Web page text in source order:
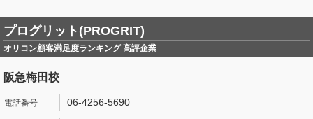
プログリット(PROGRIT)
オリコン顧客満足度ランキング 高評企業
阪急梅田校
06-4256-5690